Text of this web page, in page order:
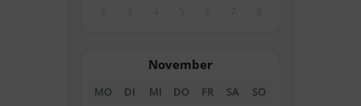
November
MO DI MI DO FR SA SO